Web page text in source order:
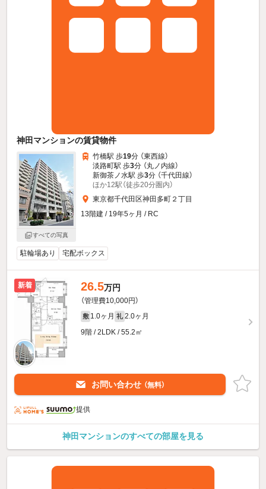
神田マンションの賃貸物件
すべての写真
竹橋駅 歩19分 （東西線）
淡路町駅 歩3分 （丸ノ内線）
新御茶ノ水駅 歩3分 （千代田線）
ほか12駅（徒歩20分圏内）
東京都千代田区神田多町２丁目
13階建 / 19年5ヶ月 / RC
駐輪場あり 宅配ボックス
新着 26.5万円
（管理費10,000円）
敷 1.0ヶ月 礼 2.0ヶ月
9階 / 2LDK / 55.2㎡
お問い合わせ （無料）
提供
神田マンションのすべての部屋を見る